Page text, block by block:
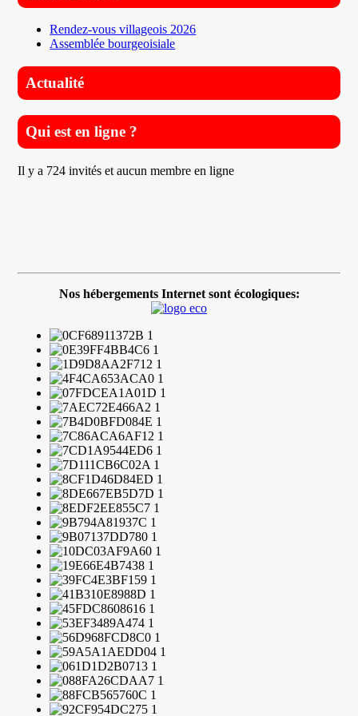
Rendez-vous villageois 2026
Assemblée bourgeoisiale
Actualité
Qui est en ligne ?
Il y a 724 invités et aucun membre en ligne
Nos hébergements Internet sont écologiques: